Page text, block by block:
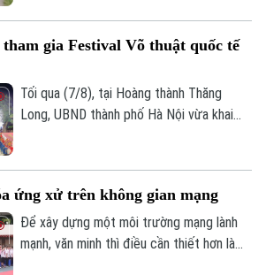
nghệ, người giao hàng hay người bán hàng
gia Festival Võ thuật quốc tế
Tối qua (7/8), tại Hoàng thành Thăng
Long, UBND thành phố Hà Nội vừa khai
ứng xử trên không gian mạng
Để xây dựng một môi trường mạng lành
mạnh, văn minh thì điều cần thiết hơn là